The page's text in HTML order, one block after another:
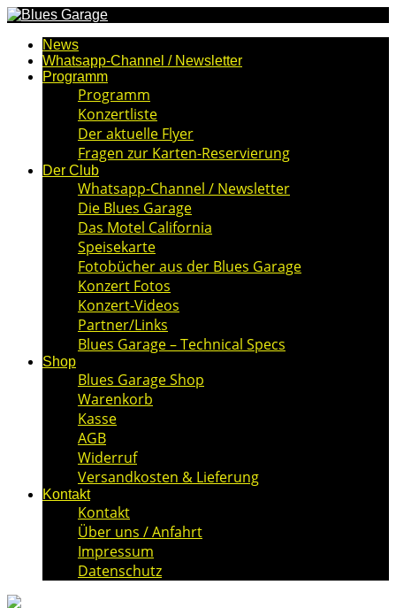
News
Whatsapp-Channel / Newsletter
Programm
Programm
Konzertliste
Der aktuelle Flyer
Fragen zur Karten-Reservierung
Der Club
Whatsapp-Channel / Newsletter
Die Blues Garage
Das Motel California
Speisekarte
Fotobücher aus der Blues Garage
Konzert Fotos
Konzert-Videos
Partner/Links
Blues Garage – Technical Specs
Shop
Blues Garage Shop
Warenkorb
Kasse
AGB
Widerruf
Versandkosten & Lieferung
Kontakt
Kontakt
Über uns / Anfahrt
Impressum
Datenschutz